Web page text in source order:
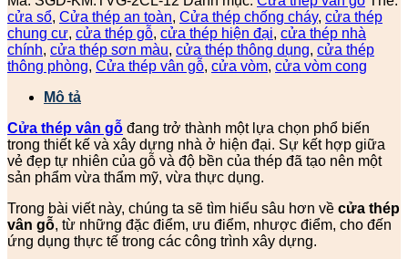
cửa sổ, Cửa thép an toàn, Cửa thép chống cháy, cửa thép
chung cư, cửa thép gỗ, cửa thép hiện đại, cửa thép nhà
chính, cửa thép sơn màu, cửa thép thông dụng, cửa thép
thông phòng, Cửa thép vân gỗ, cửa vòm, cửa vòm cong
Mô tả
Cửa thép vân gỗ đang trở thành một lựa chọn phổ biến
trong thiết kế và xây dựng nhà ở hiện đại. Sự kết hợp giữa
vẻ đẹp tự nhiên của gỗ và độ bền của thép đã tạo nên một
sản phẩm vừa thẩm mỹ, vừa thực dụng.
Trong bài viết này, chúng ta sẽ tìm hiểu sâu hơn về cửa thép
vân gỗ, từ những đặc điểm, ưu điểm, nhược điểm, cho đến
ứng dụng thực tế trong các công trình xây dựng.